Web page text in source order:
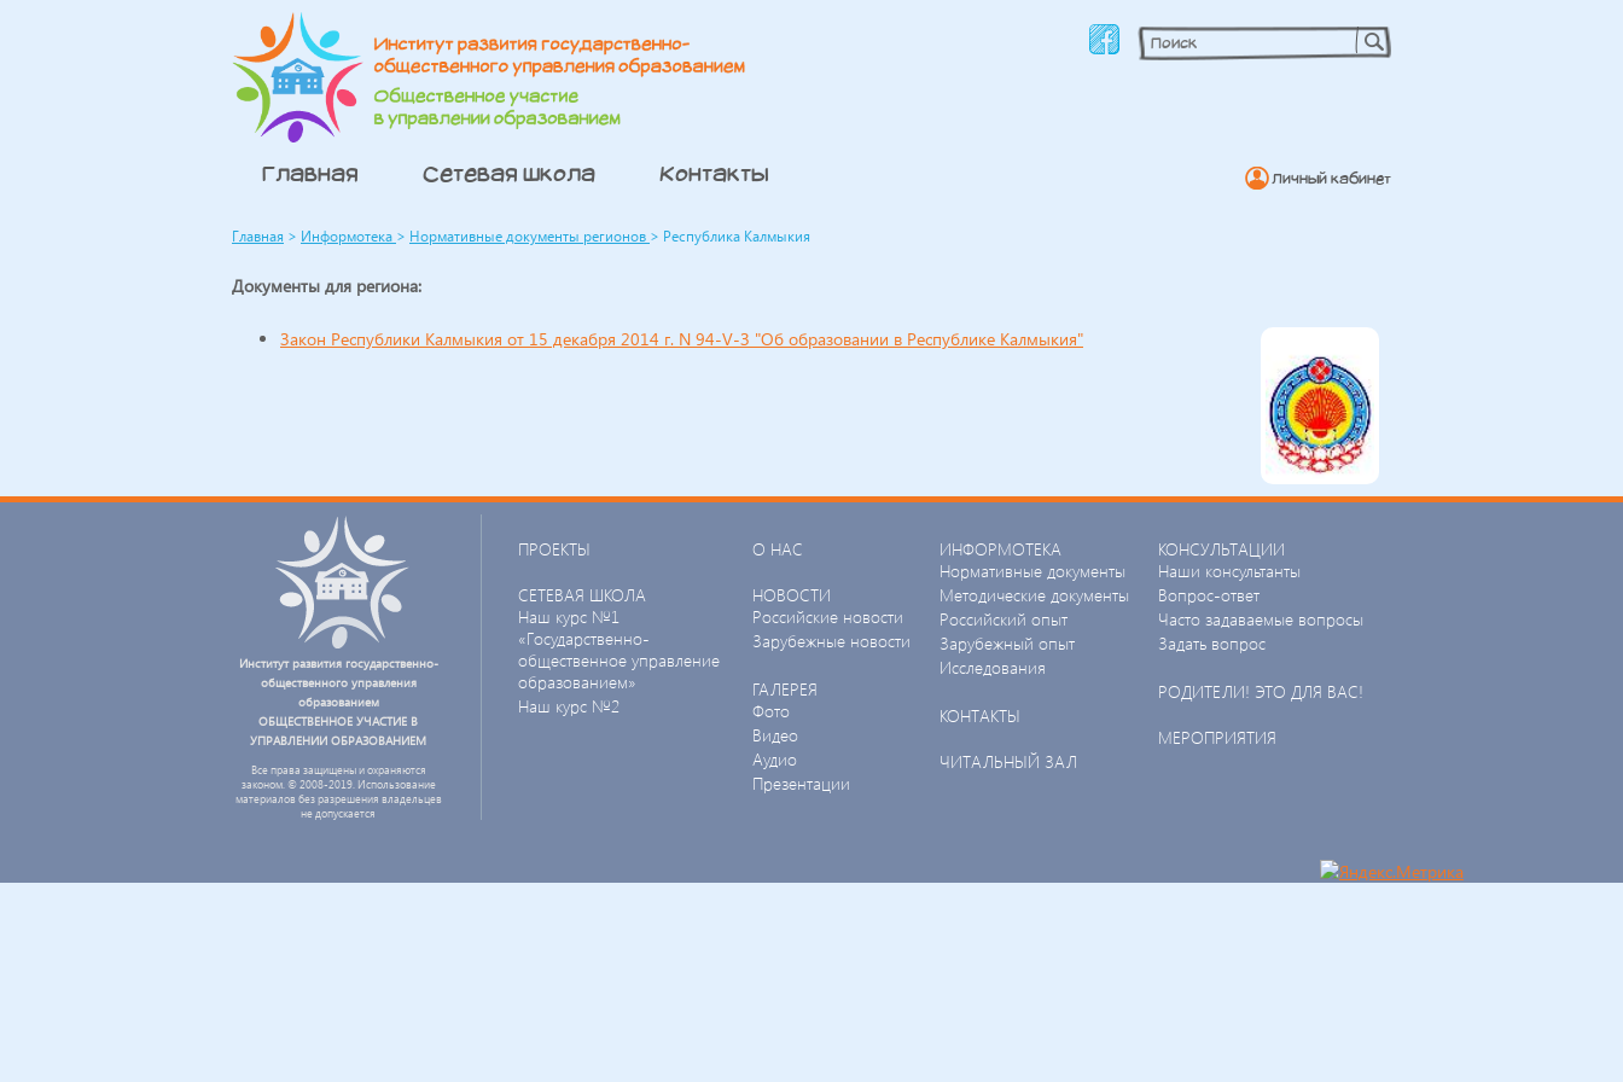
Главная Сетевая школа Контакты Личный кабинет
Главная > Информотека > Нормативные документы регионов > Республика Калмыкия
Документы для региона:
Закон Республики Калмыкия от 15 декабря 2014 г. N 94-V-З "Об образовании в Республике Калмыкия"
Институт развития государственно-
общественного управления
образованием
ОБЩЕСТВЕННОЕ УЧАСТИЕ В
УПРАВЛЕНИИ ОБРАЗОВАНИЕМ
Все права защищены и охраняются
законом. © 2008-2019. Использование
материалов без разрешения владельцев
не допускается
ПРОЕКТЫ
СЕТЕВАЯ ШКОЛА
Наш курс №1
«Государственно-
общественное управление
образованием»
Наш курс №2
О НАС
НОВОСТИ
Российские новости
Зарубежные новости
ГАЛЕРЕЯ
Фото
Видео
Аудио
Презентации
ИНФОРМОТЕКА
Нормативные документы
Методические документы
Российский опыт
Зарубежный опыт
Исследования
КОНТАКТЫ
ЧИТАЛЬНЫЙ ЗАЛ
КОНСУЛЬТАЦИИ
Наши консультанты
Вопрос-ответ
Часто задаваемые вопросы
Задать вопрос
РОДИТЕЛИ! ЭТО ДЛЯ ВАС!
МЕРОПРИЯТИЯ